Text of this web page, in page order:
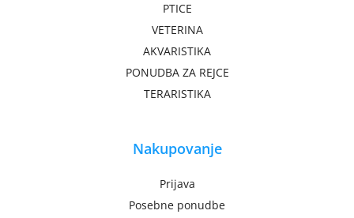
PTICE
VETERINA
AKVARISTIKA
PONUDBA ZA REJCE
TERARISTIKA
Nakupovanje
Prijava
Posebne ponudbe